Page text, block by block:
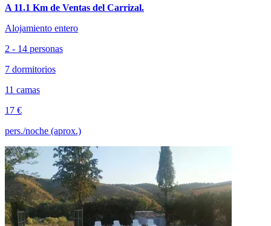
A 11.1 Km de Ventas del Carrizal.
Alojamiento entero
2 - 14 personas
7 dormitorios
11 camas
17 €
pers./noche (aprox.)